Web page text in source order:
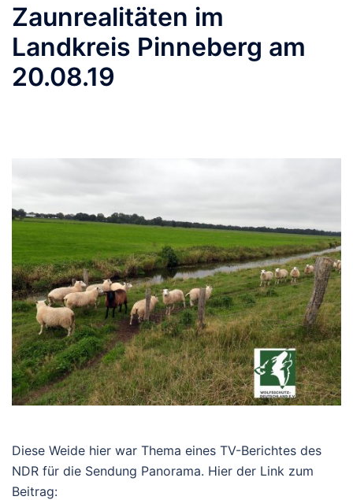
Zaunrealitäten im
Landkreis Pinneberg am
20.08.19
Diese Weide hier war Thema eines TV-Berichtes des
NDR für die Sendung Panorama. Hier der Link zum
Beitrag: